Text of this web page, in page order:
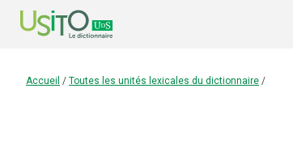
Accueil / Toutes les unités lexicales du dictionnaire /